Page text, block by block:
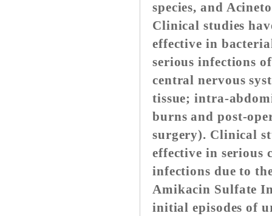
species, and
Clinical studies
effective in
serious infections
central nervous
tissue; intra-
burns and post-
surgery). Clinical
effective in
infections due to
Amikacin Sulfate
initial episodes of